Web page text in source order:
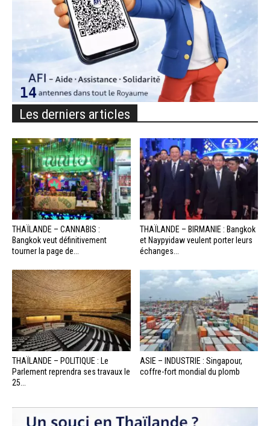
Les derniers articles
THAÏLANDE – CANNABIS :
Bangkok veut définitivement
tourner la page de...
THAÏLANDE – BIRMANIE : Bangkok
et Naypyidaw veulent porter leurs
échanges...
THAÏLANDE – POLITIQUE : Le
Parlement reprendra ses travaux le
25...
ASIE – INDUSTRIE : Singapour,
coffre-fort mondial du plomb